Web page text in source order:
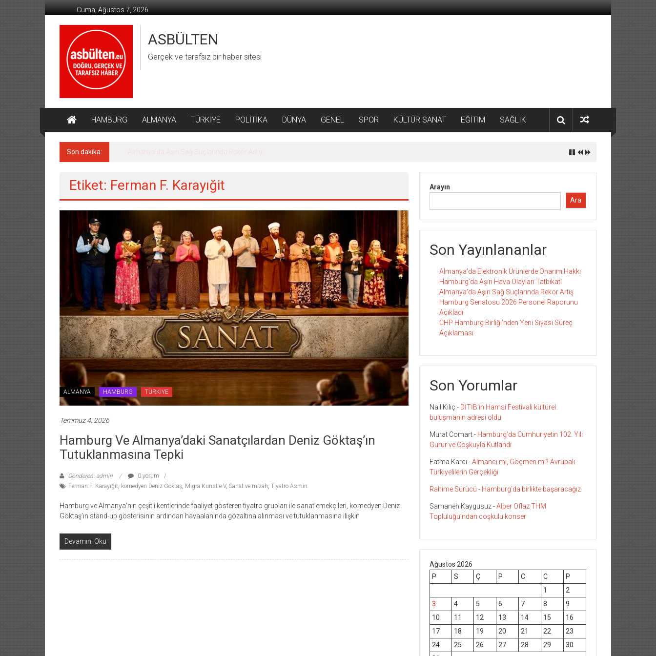
geç
Cuma, Ağustos 7, 2026
ASBÜLTEN
Gerçek ve tarafsız bir haber sitesi
HAMBURG ALMANYA TÜRKİYE POLİTİKA DÜNYA GENEL SPOR KÜLTÜR SANAT EĞİTİM SAĞLIK
Son dakika: Almanya’da Aşırı Sağ Suçlarında Rekor Artış
Etiket: Ferman F. Karayığit
ALMANYA HAMBURG TÜRKİYE
Temmuz 4, 2026
Hamburg Ve Almanya’daki Sanatçılardan Deniz Göktaş’ın
Tutuklanmasına Tepki
Gönderen: admin
0 yorum
Ferman F. Karayığit, komedyen Deniz Göktaş, Migra Kunst e.V, Sanat ve mizah, Tiyatro Asmin
Hamburg ve Almanya’nın çeşitli kentlerinde faaliyet gösteren tiyatro grupları ile sanat emekçileri, komedyen Deniz
Göktaş’ın stand-up gösterisinin ardından havaalanında gözaltına alınması ve tutuklanmasına ilişkin
Devamını Oku
Arayın
Ara
Son Yayınlananlar
Almanya’da Elektronik Ürünlerde Onarım Hakkı
Hamburg’da Aşırı Hava Olayları Tatbikatı
Almanya’da Aşırı Sağ Suçlarında Rekor Artış
Hamburg Senatosu 2026 Personel Raporunu
Açıkladı
CHP Hamburg Birliği’nden Yeni Siyasi Süreç
Açıklaması
Son Yorumlar
Nail Kılıç - DİTİB’in Hamsi Festivali kültürel
buluşmanın adresi oldu
Murat Comart- Hamburg’da Cumhuriyetin 102. Yılı
Gurur ve Coşkuyla Kutlandı
Fatma Karcı -Almancı mı, Göçmen mi? Avrupalı
Türkiyelilerin Gerçekliği
Rahime Sürücü - Hamburg’da birlikte başaracağız
Samaneh Kaygusuz-Alper Oflaz THM
Topluluğu’ndan coşkulu konser
Ağustos 2026
P
S Ç P C C
P
1
2
3
4 5 6 7 8
9
10
11 12 13 14 15
16
17
18 19 20 21 22
23
24
25 26 27 28 29
30